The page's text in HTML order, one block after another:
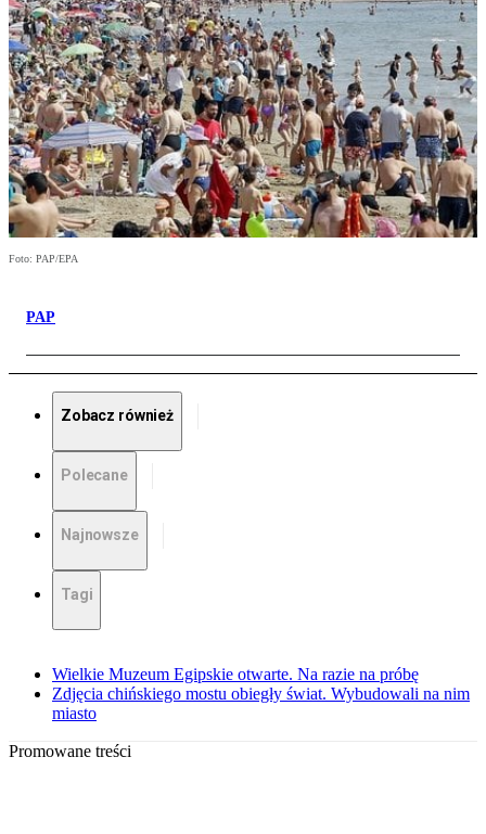
Foto: PAP/EPA
PAP
Zobacz również
Polecane
Najnowsze
Tagi
Wielkie Muzeum Egipskie otwarte. Na razie na próbę
Zdjęcia chińskiego mostu obiegły świat. Wybudowali na nim
miasto
Promowane treści